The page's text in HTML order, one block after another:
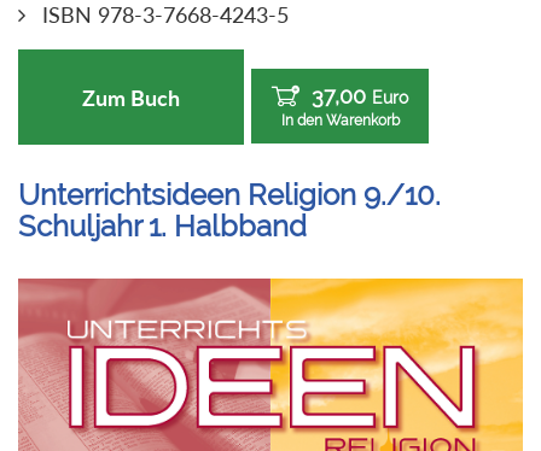
ISBN 978-3-7668-4243-5
Zum Buch 37,00 Euro
In den Warenkorb
Unterrichtsideen Religion 9./10.
Schuljahr 1. Halbband